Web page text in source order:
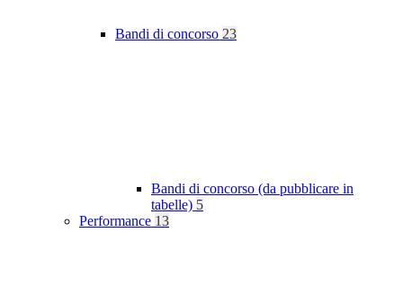
Bandi di concorso 23
Bandi di concorso (da pubblicare in
tabelle) 5
Performance 13